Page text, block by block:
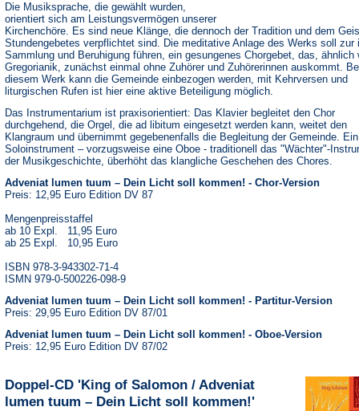
Die Musiksprache, die gewählt wurden,
orientiert sich am Leistungsvermögen unserer
Kirchenchöre. Es sind neue Klänge, die dennoch der Tradition und dem
Stundengebetes verpflichtet sind. Die meditative Anlage des Werks soll zur
Sammlung und Beruhigung führen, ein gesungenes Chorgebet, das, ähnlich
Gregorianik, zunächst einmal ohne Zuhörer und Zuhörerinnen auskommt.
diesem Werk kann die Gemeinde einbezogen werden, mit Kehrversen und
liturgischen Rufen ist hier eine aktive Beteiligung möglich.
Das Instrumentarium ist praxisorientiert: Das Klavier begleitet den Chor
durchgehend, die Orgel, die ad libitum eingesetzt werden kann, weitet den
Klangraum und übernimmt gegebenenfalls die Begleitung der Gemeinde. Ein
Soloinstrument – vorzugsweise eine Oboe - traditionell das "Wächter"-
der Musikgeschichte, überhöht das klangliche Geschehen des Chores.
Adveniat lumen tuum – Dein Licht soll kommen! - Chor-Version
Preis: 12,95 Euro Edition DV 87
Mengenpreisstaffel
ab 10 Expl. 11,95 Euro
ab 25 Expl. 10,95 Euro
ISBN 978-3-943302-71-4
ISMN 979-0-500226-098-9
Adveniat lumen tuum – Dein Licht soll kommen! - Partitur-Version
Preis: 29,95 Euro Edition DV 87/01
Adveniat lumen tuum – Dein Licht soll kommen! - Oboe-Version
Preis: 12,95 Euro Edition DV 87/02
Doppel-CD 'King of Salomon / Adveniat
lumen tuum – Dein Licht soll kommen!'